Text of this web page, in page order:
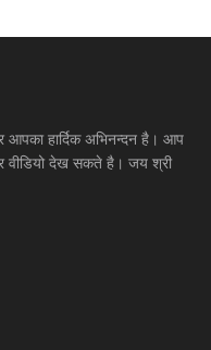
आपका हार्दिक अभिनन्दन है। आप
वीडियो देख सकते है। जय श्री